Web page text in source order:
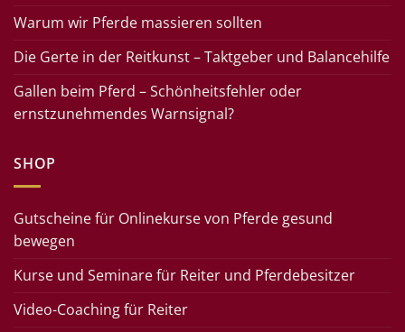
Warum wir Pferde massieren sollten
Die Gerte in der Reitkunst – Taktgeber und Balancehilfe
Gallen beim Pferd – Schönheitsfehler oder
ernstzunehmendes Warnsignal?
SHOP
Gutscheine für Onlinekurse von Pferde gesund
bewegen
Kurse und Seminare für Reiter und Pferdebesitzer
Video-Coaching für Reiter